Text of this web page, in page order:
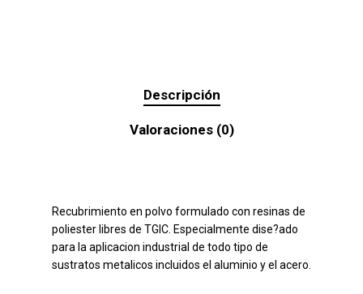
Descripción
Valoraciones (0)
Recubrimiento en polvo formulado con resinas de
poliester libres de TGIC. Especialmente dise?ado
para la aplicacion industrial de todo tipo de
sustratos metalicos incluidos el aluminio y el acero.